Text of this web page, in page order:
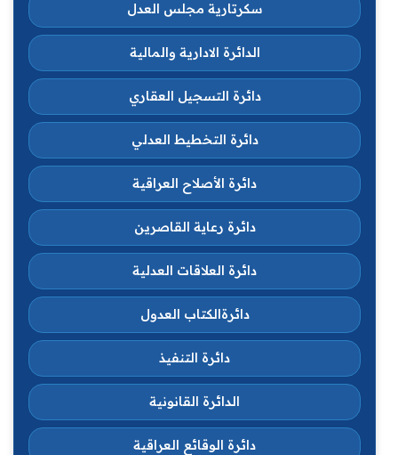
سكرتارية مجلس العدل
الدائرة الادارية والمالية
دائرة التسجيل العقاري
دائرة التخطيط العدلي
دائرة الأصلاح العراقية
دائرة رعاية القاصرين
دائرة العلاقات العدلية
دائرةالكتاب العدول
دائرة التنفيذ
الدائرة القانونية
دائرة الوقائع العراقية